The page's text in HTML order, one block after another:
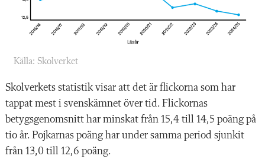
Källa: Skolverket
Skolverkets statistik visar att det är flickorna som har
tappat mest i svenskämnet över tid. Flickornas
betygsgenomsnitt har minskat från 15,4 till 14,5 poäng på
tio år. Pojkarnas poäng har under samma period sjunkit
från 13,0 till 12,6 poäng.